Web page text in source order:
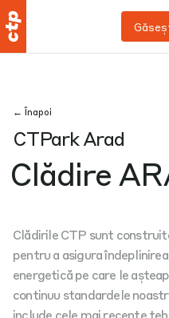
← Înapoi
CTPark Arad
Clădire
Clădirile CTP sunt
pentru a asigura
energetică pe care le
continuu standardele
include cele mai recente